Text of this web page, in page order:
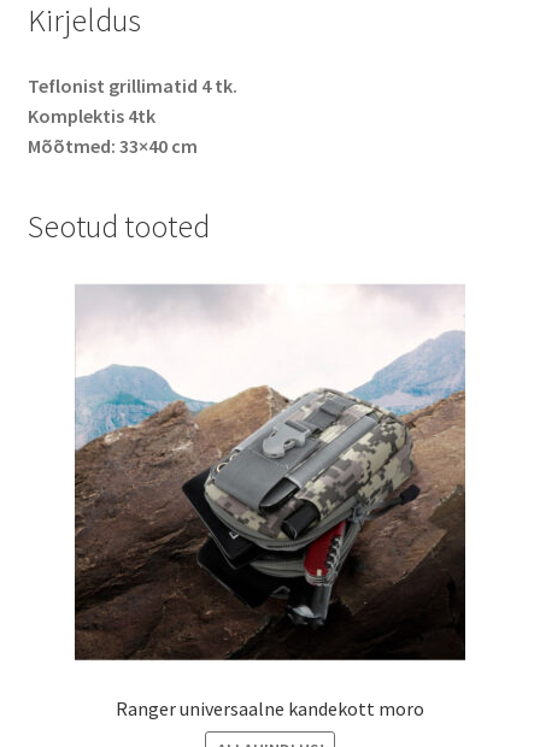
Kirjeldus
Teflonist grillimatid 4 tk.
Komplektis 4tk
Mõõtmed: 33×40 cm
Seotud tooted
Ranger universaalne kandekott moro